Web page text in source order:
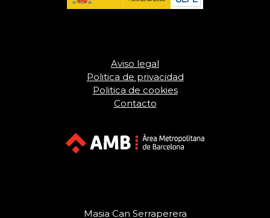
Aviso legal
Politica de privacidad
Politica de cookies
Contacto
Masia Can Serraperera